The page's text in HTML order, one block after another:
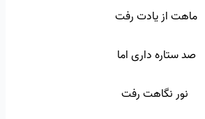
ماهت از یادت رفت
صد ستاره داری اما
نور نگاهت رفت